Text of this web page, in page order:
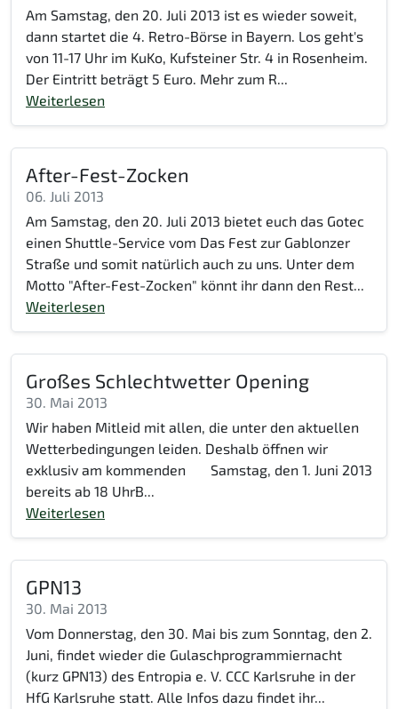
Am Samstag, den 20. Juli 2013 ist es wieder soweit,
dann startet die 4. Retro-Börse in Bayern. Los geht's
von 11-17 Uhr im KuKo, Kufsteiner Str. 4 in Rosenheim.
Der Eintritt beträgt 5 Euro. Mehr zum R...
Weiterlesen
After-Fest-Zocken
06. Juli 2013
Am Samstag, den 20. Juli 2013 bietet euch das Gotec
einen Shuttle-Service vom Das Fest zur Gablonzer
Straße und somit natürlich auch zu uns. Unter dem
Motto "After-Fest-Zocken" könnt ihr dann den Rest...
Weiterlesen
Großes Schlechtwetter Opening
30. Mai 2013
Wir haben Mitleid mit allen, die unter den aktuellen
Wetterbedingungen leiden. Deshalb öffnen wir
exklusiv am kommenden Samstag, den 1. Juni 2013
bereits ab 18 UhrB...
Weiterlesen
GPN13
30. Mai 2013
Vom Donnerstag, den 30. Mai bis zum Sonntag, den 2.
Juni, findet wieder die Gulaschprogrammiernacht
(kurz GPN13) des Entropia e. V. CCC Karlsruhe in der
HfG Karlsruhe statt. Alle Infos dazu findet ihr...